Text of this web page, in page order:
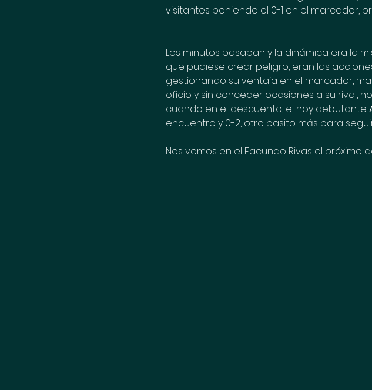
visitantes poniendo el 0-1 en el marcador,
Los minutos pasaban y la dinámica era la
que pudiese crear peligro, eran las
gestionando su ventaja en el marcador,
oficio y sin conceder ocasiones a su rival,
cuando en el descuento, el hoy debutante
encuentro y 0-2, otro pasito más para
Nos vemos en el Facundo Rivas el próximo